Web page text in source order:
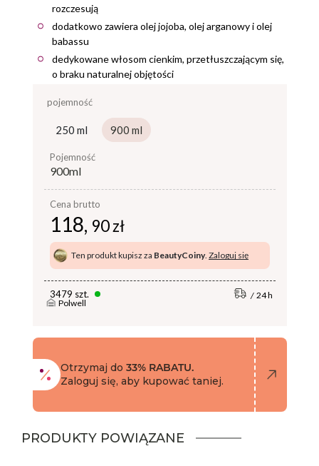
rozczesują
dodatkowo zawiera olej jojoba, olej arganowy i olej
babassu
dedykowane włosom cienkim, przetłuszczającym się,
o braku naturalnej objętości
pojemność
250 ml 900 ml
pojemność
900ml
Cena brutto
118, 90 zł
Ten produkt kupisz za BeautyCoiny. Zaloguj się
3479 szt.
Polwell
24 h
Otrzymaj do 33% RABATU.
Zaloguj się, aby kupować taniej.
PRODUKTY POWIĄZANE